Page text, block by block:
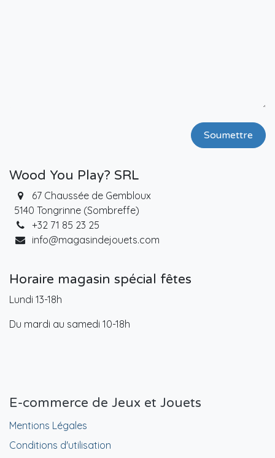
Soumettre
Wood You Play? SRL
67 Chaussée de Gembloux
5140 Tongrinne (Sombreffe)
+32 71 85 23 25
info@magasindejouets.com
Horaire magasin spécial fêtes
Lundi 13-18h
Du mardi au samedi 10-18h
E-commerce de Jeux et Jouets
Mentions Légales
Conditions d'utilisation